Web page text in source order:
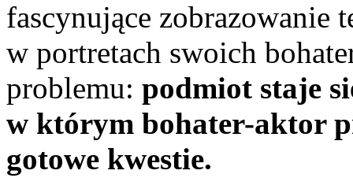
fascynujące zobrazowanie
w portretach swoich
problemu: podmiot staje
w którym bohater-aktor
gotowe kwestie.